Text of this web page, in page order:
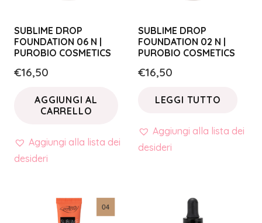
SUBLIME DROP
FOUNDATION 06 N |
PUROBIO COSMETICS
€16,50
AGGIUNGI AL
CARRELLO
Aggiungi alla lista dei
desideri
SUBLIME DROP
FOUNDATION 02 N |
PUROBIO COSMETICS
€16,50
LEGGI TUTTO
Aggiungi alla lista dei
desideri